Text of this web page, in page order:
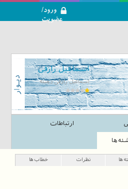
ورود/
عضویت
اسماعیل رازقی
اسماعیل رازقی دهبنه
ارتباطات
نظرات خطاب‌ها